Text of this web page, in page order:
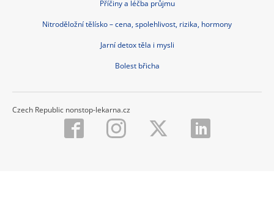
Příčiny a léčba průjmu
Nitroděložní tělísko – cena, spolehlivost, rizika, hormony
Jarní detox těla i mysli
Bolest břicha
Czech Republic nonstop-lekarna.cz